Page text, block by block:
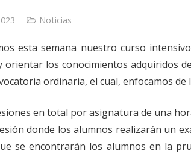
Noticias
esta semana nuestro curso
orientar los conocimientos adquiridos
ordinaria, el cual, enfocamos de
en total por asignatura de una
donde los alumnos realizarán un
se encontrarán los alumnos en la